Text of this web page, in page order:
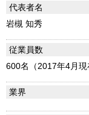
代表者名
岩槻 知秀
従業員数
600名（2017年4月現
業界